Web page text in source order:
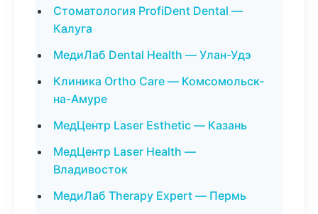
Стоматология ProfiDent Dental —
Калуга
МедиЛаб Dental Health — Улан-Удэ
Клиника Ortho Care — Комсомольск-
на-Амуре
МедЦентр Laser Esthetic — Казань
МедЦентр Laser Health —
Владивосток
МедиЛаб Therapy Expert — Пермь